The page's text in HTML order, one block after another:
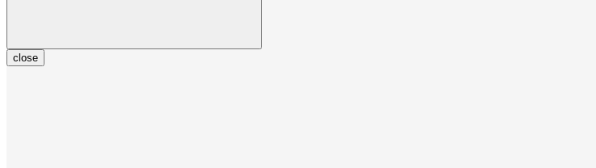
close